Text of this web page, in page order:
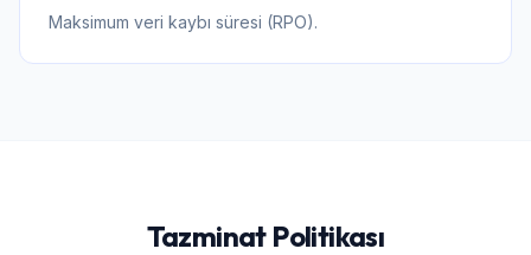
Maksimum veri kaybı süresi (RPO).
Tazminat Politikası